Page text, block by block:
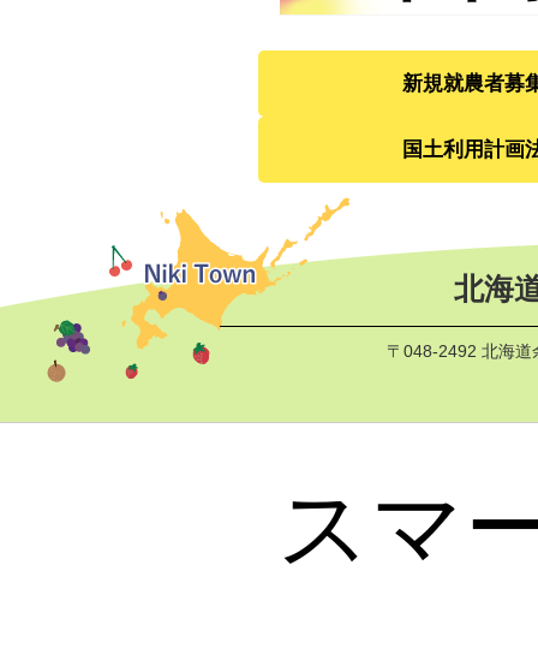
新規就農者募
国土利用計画
北海
〒048-2492 北海
スマ